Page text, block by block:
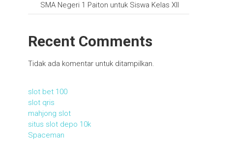
SMA Negeri 1 Paiton untuk Siswa Kelas XII
Recent Comments
Tidak ada komentar untuk ditampilkan.
slot bet 100
slot qris
mahjong slot
situs slot depo 10k
Spaceman